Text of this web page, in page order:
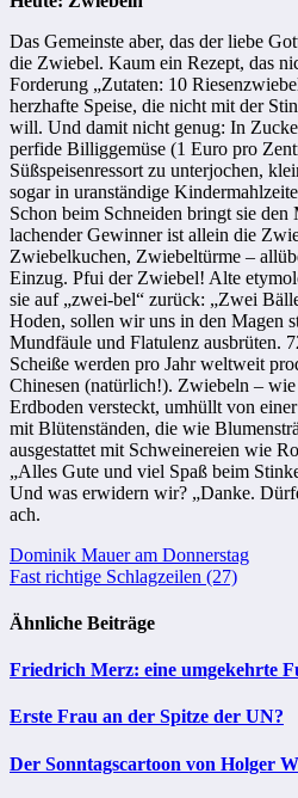
Das Gemeinste aber, das der liebe
die Zwiebel. Kaum ein Rezept, das
Forderung „Zutaten: 10
herzhafte Speise, die nicht mit der
will. Und damit nicht genug: In
perfide Billiggemüse (1 Euro pro
Süßspeisenressort zu unterjochen,
sogar in uranständige
Schon beim Schneiden bringt sie den
lachender Gewinner ist allein die
Zwiebelkuchen, Zwiebeltürme –
Einzug. Pfui der Zwiebel! Alte
sie auf „zwei-bel“ zurück: „Zwei
Hoden, sollen wir uns in den Magen
Mundfäule und Flatulenz ausbrüten.
Scheiße werden pro Jahr weltweit
Chinesen (natürlich!). Zwiebeln – wie
Erdboden versteckt, umhüllt von
mit Blütenständen, die wie
ausgestattet mit Schweinereien wie
„Alles Gute und viel Spaß beim
Und was erwidern wir? „Danke.
ach.
Beitragsnavigation
Dominik Mauer am Donnerstag
Fast richtige Schlagzeilen (27)
Ähnliche Beiträge
Friedrich Merz: eine umgekehrte
Erste Frau an der Spitze der UN?
Der Sonntagscartoon von Holger